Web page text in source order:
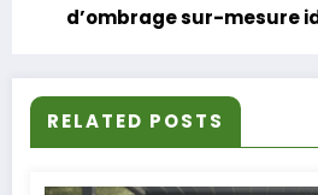
d’ombrage sur-mesure
RELATED POSTS